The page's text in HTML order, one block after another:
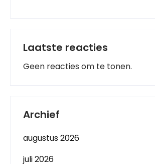
Laatste reacties
Geen reacties om te tonen.
Archief
augustus 2026
juli 2026